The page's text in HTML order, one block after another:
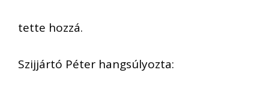
tette hozzá.
Szijjártó Péter hangsúlyozta: